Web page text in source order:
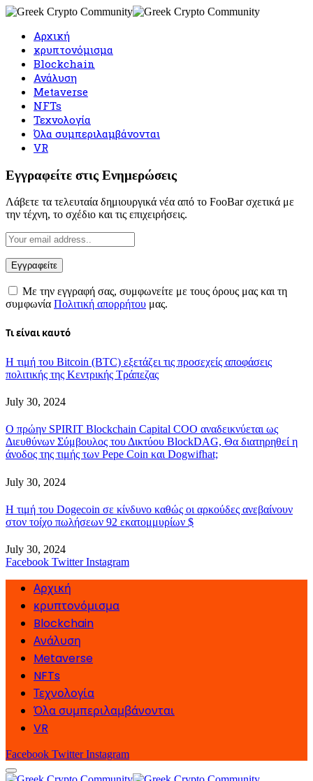
Αρχική
κρυπτονόμισμα
Blockchain
Ανάλυση
Metaverse
NFTs
Τεχνολογία
Όλα συμπεριλαμβάνονται
VR
Εγγραφείτε στις Ενημερώσεις
Λάβετε τα τελευταία δημιουργικά νέα από το FooBar σχετικά με
την τέχνη, το σχέδιο και τις επιχειρήσεις.
Με την εγγραφή σας, συμφωνείτε με τους όρους μας και τη
συμφωνία Πολιτική απορρήτου μας.
Τι είναι καυτό
Η τιμή του Bitcoin (BTC) εξετάζει τις προσεχείς αποφάσεις
πολιτικής της Κεντρικής Τράπεζας
July 30, 2024
Ο πρώην SPIRIT Blockchain Capital COO αναδεικνύεται ως
Διευθύνων Σύμβουλος του Δικτύου BlockDAG, Θα διατηρηθεί η
άνοδος της τιμής των Pepe Coin και Dogwifhat;
July 30, 2024
Η τιμή του Dogecoin σε κίνδυνο καθώς οι αρκούδες ανεβαίνουν
στον τοίχο πωλήσεων 92 εκατομμυρίων $
July 30, 2024
Facebook Twitter Instagram
Αρχική
κρυπτονόμισμα
Blockchain
Ανάλυση
Metaverse
NFTs
Τεχνολογία
Όλα συμπεριλαμβάνονται
VR
Facebook Twitter Instagram